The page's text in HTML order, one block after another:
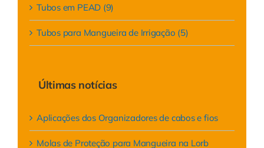
Tubos em PEAD (9)
Tubos para Mangueira de Irrigação (5)
Últimas notícias
Aplicações dos Organizadores de cabos e fios
Molas de Proteção para Mangueira na Lorb